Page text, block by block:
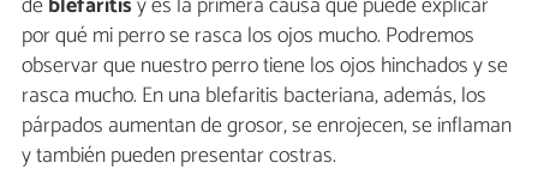
por qué mi perro se rasca los ojos mucho. Podremos
observar que nuestro perro tiene los ojos hinchados y se
rasca mucho. En una blefaritis bacteriana, además, los
párpados aumentan de grosor, se enrojecen, se inflaman
y también pueden presentar costras.